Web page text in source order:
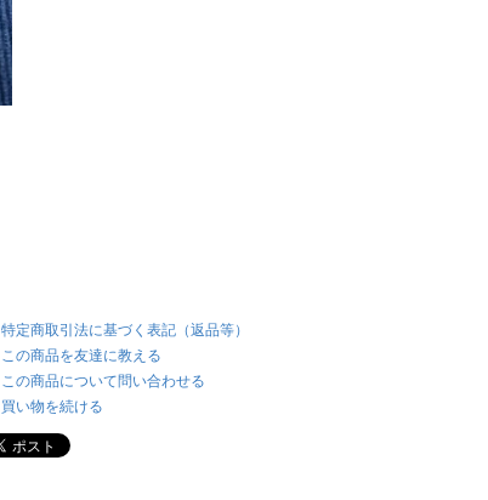
特定商取引法に基づく表記（返品等）
この商品を友達に教える
この商品について問い合わせる
買い物を続ける